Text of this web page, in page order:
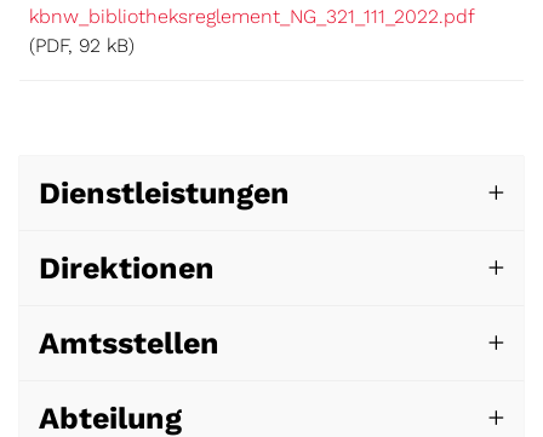
kbnw_bibliotheksreglement_NG_321_111_2022.pdf
(PDF, 92 kB)
Dienstleistungen
Direktionen
Amtsstellen
Abteilung